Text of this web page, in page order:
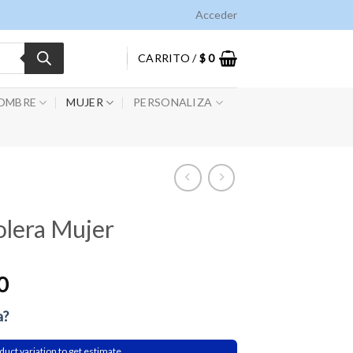
Acceder
CARRITO /$0
MUJER PERSONALIZA
Mujer